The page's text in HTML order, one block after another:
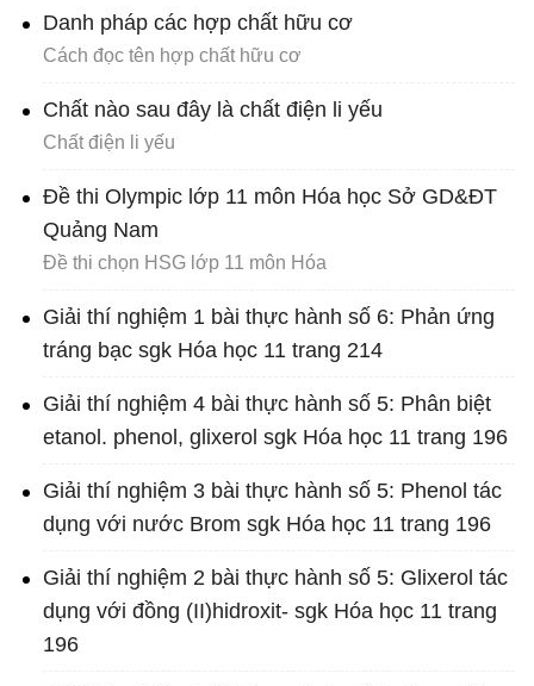
Danh pháp các hợp chất hữu cơ
Cách đọc tên hợp chất hữu cơ
Chất nào sau đây là chất điện li yếu
Chất điện li yếu
Đề thi Olympic lớp 11 môn Hóa học Sở GD&ĐT
Quảng Nam
Đề thi chọn HSG lớp 11 môn Hóa
Giải thí nghiệm 1 bài thực hành số 6: Phản ứng
tráng bạc sgk Hóa học 11 trang 214
Giải thí nghiệm 4 bài thực hành số 5: Phân biệt
etanol. phenol, glixerol sgk Hóa học 11 trang 196
Giải thí nghiệm 3 bài thực hành số 5: Phenol tác
dụng với nước Brom sgk Hóa học 11 trang 196
Giải thí nghiệm 2 bài thực hành số 5: Glixerol tác
dụng với đồng (II)hidroxit- sgk Hóa học 11 trang
196